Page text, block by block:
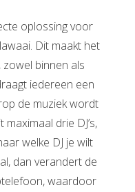
oplossing voor
Dit maakt het
binnen als
iedereen een
de muziek wordt
drie DJ’s,
welke DJ je wilt
dan verandert de
waardoor